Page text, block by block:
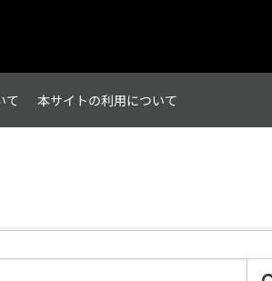
て 本サイトの利用について